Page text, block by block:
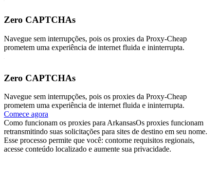
Zero CAPTCHAs
Navegue sem interrupções, pois os proxies da Proxy-Cheap
prometem uma experiência de internet fluida e ininterrupta.
Zero CAPTCHAs
Navegue sem interrupções, pois os proxies da Proxy-Cheap
prometem uma experiência de internet fluida e ininterrupta.
Comece agora
Como funcionam os proxies para ArkansasOs proxies funcionam
retransmitindo suas solicitações para sites de destino em seu nome.
Esse processo permite que você: contorne requisitos regionais,
acesse conteúdo localizado e aumente sua privacidade.